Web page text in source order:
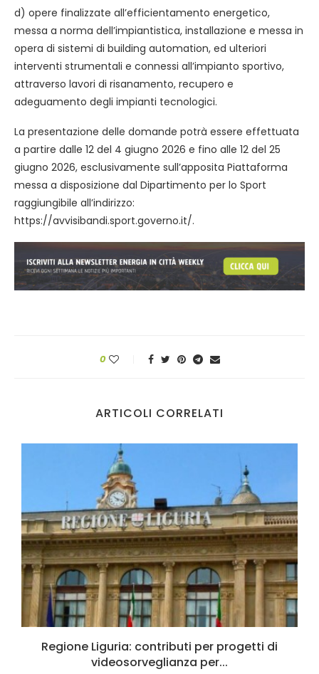
d) opere finalizzate all’efficientamento energetico,
messa a norma dell’impiantistica, installazione e messa in
opera di sistemi di building automation, ed ulteriori
interventi strumentali e connessi all’impianto sportivo,
attraverso lavori di risanamento, recupero e
adeguamento degli impianti tecnologici.
La presentazione delle domande potrà essere effettuata
a partire dalle 12 del 4 giugno 2026 e fino alle 12 del 25
giugno 2026, esclusivamente sull’apposita Piattaforma
messa a disposizione dal Dipartimento per lo Sport
raggiungibile all’indirizzo:
https://avvisibandi.sport.governo.it/.
0
ARTICOLI CORRELATI
Regione Liguria: contributi per progetti di
videosorveglianza per...